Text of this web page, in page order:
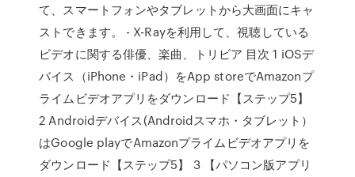
て、スマートフォンやタブレットから大画面にキャ
ストできます。 - X-Rayを利用して、視聴している
ビデオに関する俳優、楽曲、トリビア 目次 1 iOSデ
バイス（iPhone・iPad）をApp storeでAmazonプ
ライムビデオアプリをダウンロード【ステップ5】
2 Androidデバイス(Androidスマホ・タブレット）
はGoogle playでAmazonプライムビデオアプリを
ダウンロード【ステップ5】 3 【パソコン版アプリ